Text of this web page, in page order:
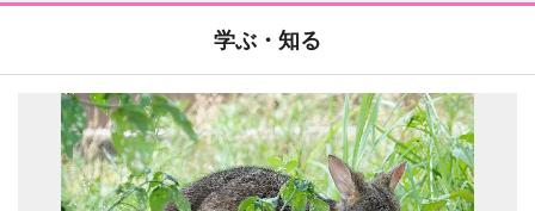
学ぶ・知る